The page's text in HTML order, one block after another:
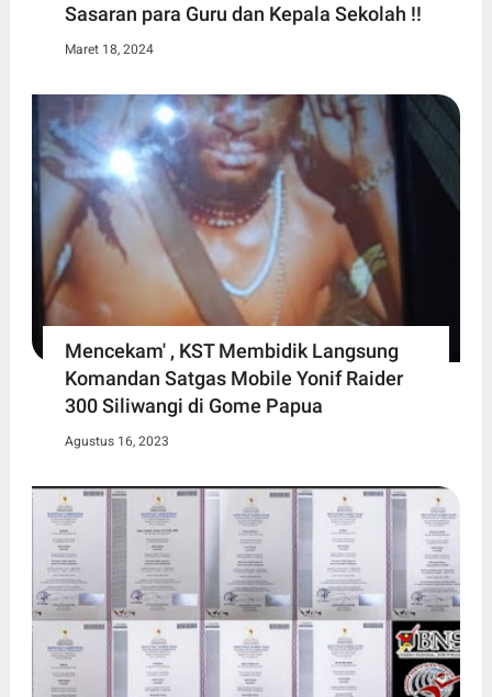
Sasaran para Guru dan Kepala Sekolah !!
Maret 18, 2024
Mencekam' , KST Membidik Langsung
Komandan Satgas Mobile Yonif Raider
300 Siliwangi di Gome Papua
Agustus 16, 2023